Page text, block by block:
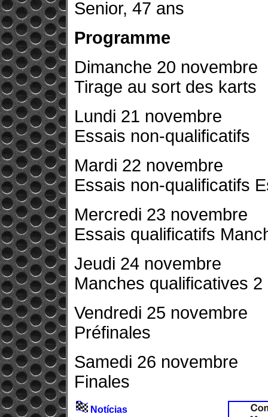
Senior, 47 ans
Programme
Dimanche 20 novembre
Tirage au sort des karts
Lundi 21 novembre
Essais non-qualificatifs
Mardi 22 novembre
Essais non-qualificatifs
Mercredi 23 novembre
Essais qualificatifs
Jeudi 24 novembre
Manches qualificatives 2
Vendredi 25 novembre
Préfinales
Samedi 26 novembre
Finales
Notícias